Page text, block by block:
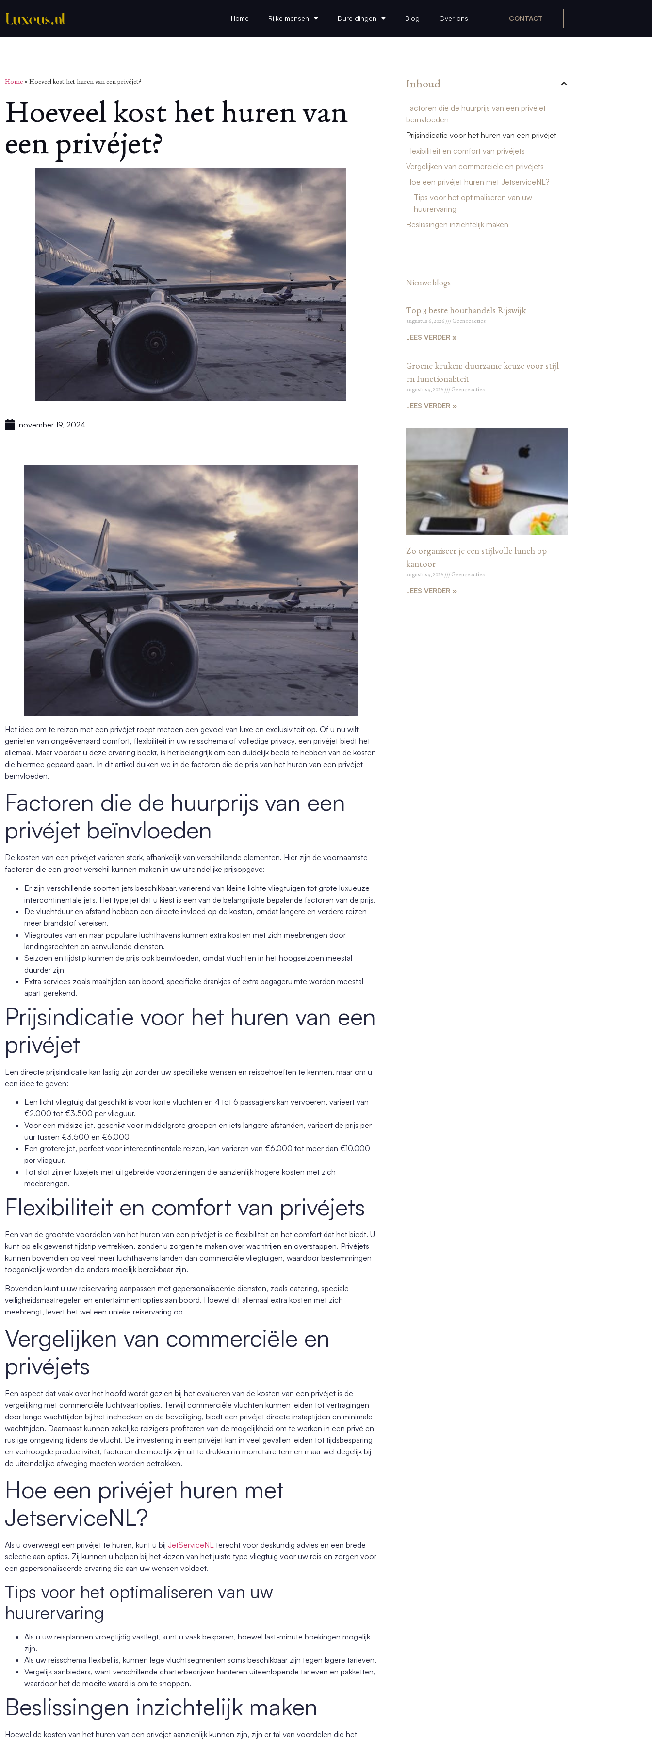
Home Rijke mensen Dure dingen Blog Over ons CONTACT
Home » Hoeveel kost het huren van een privéjet?
Hoeveel kost het huren van
een privéjet?
november 19, 2024
Het idee om te reizen met een privéjet roept meteen een gevoel van luxe en exclusiviteit op. Of u nu wilt
genieten van ongeëvenaard comfort, flexibiliteit in uw reisschema of volledige privacy, een privéjet biedt het
allemaal. Maar voordat u deze ervaring boekt, is het belangrijk om een duidelijk beeld te hebben van de kosten
die hiermee gepaard gaan. In dit artikel duiken we in de factoren die de prijs van het huren van een privéjet
beïnvloeden.
Factoren die de huurprijs van een
privéjet beïnvloeden
De kosten van een privéjet variëren sterk, afhankelijk van verschillende elementen. Hier zijn de voornaamste
factoren die een groot verschil kunnen maken in uw uiteindelijke prijsopgave:
Er zijn verschillende soorten jets beschikbaar, variërend van kleine lichte vliegtuigen tot grote luxueuze
intercontinentale jets. Het type jet dat u kiest is een van de belangrijkste bepalende factoren van de prijs.
De vluchtduur en afstand hebben een directe invloed op de kosten, omdat langere en verdere reizen
meer brandstof vereisen.
Vliegroutes van en naar populaire luchthavens kunnen extra kosten met zich meebrengen door
landingsrechten en aanvullende diensten.
Seizoen en tijdstip kunnen de prijs ook beïnvloeden, omdat vluchten in het hoogseizoen meestal
duurder zijn.
Extra services zoals maaltijden aan boord, specifieke drankjes of extra bagageruimte worden meestal
apart gerekend.
Prijsindicatie voor het huren van een
privéjet
Een directe prijsindicatie kan lastig zijn zonder uw specifieke wensen en reisbehoeften te kennen, maar om u
een idee te geven:
Een licht vliegtuig dat geschikt is voor korte vluchten en 4 tot 6 passagiers kan vervoeren, varieert van
€2.000 tot €3.500 per vlieguur.
Voor een midsize jet, geschikt voor middelgrote groepen en iets langere afstanden, varieert de prijs per
uur tussen €3.500 en €6.000.
Een grotere jet, perfect voor intercontinentale reizen, kan variëren van €6.000 tot meer dan €10.000
per vlieguur.
Tot slot zijn er luxejets met uitgebreide voorzieningen die aanzienlijk hogere kosten met zich
meebrengen.
Flexibiliteit en comfort van privéjets
Een van de grootste voordelen van het huren van een privéjet is de flexibiliteit en het comfort dat het biedt. U
kunt op elk gewenst tijdstip vertrekken, zonder u zorgen te maken over wachtrijen en overstappen. Privéjets
kunnen bovendien op veel meer luchthavens landen dan commerciële vliegtuigen, waardoor bestemmingen
toegankelijk worden die anders moeilijk bereikbaar zijn.
Bovendien kunt u uw reiservaring aanpassen met gepersonaliseerde diensten, zoals catering, speciale
veiligheidsmaatregelen en entertainmentopties aan boord. Hoewel dit allemaal extra kosten met zich
meebrengt, levert het wel een unieke reiservaring op.
Vergelijken van commerciële en
privéjets
Een aspect dat vaak over het hoofd wordt gezien bij het evalueren van de kosten van een privéjet is de
vergelijking met commerciële luchtvaartopties. Terwijl commerciële vluchten kunnen leiden tot vertragingen
door lange wachttijden bij het inchecken en de beveiliging, biedt een privéjet directe instaptijden en minimale
wachttijden. Daarnaast kunnen zakelijke reizigers profiteren van de mogelijkheid om te werken in een privé en
rustige omgeving tijdens de vlucht. De investering in een privéjet kan in veel gevallen leiden tot tijdsbesparing
en verhoogde productiviteit, factoren die moeilijk zijn uit te drukken in monetaire termen maar wel degelijk bij
de uiteindelijke afweging moeten worden betrokken.
Hoe een privéjet huren met
JetserviceNL?
Als u overweegt een privéjet te huren, kunt u bij JetServiceNL terecht voor deskundig advies en een brede
selectie aan opties. Zij kunnen u helpen bij het kiezen van het juiste type vliegtuig voor uw reis en zorgen voor
een gepersonaliseerde ervaring die aan uw wensen voldoet.
Tips voor het optimaliseren van uw
huurervaring
Als u uw reisplannen vroegtijdig vastlegt, kunt u vaak besparen, hoewel last-minute boekingen mogelijk
zijn.
Als uw reisschema flexibel is, kunnen lege vluchtsegmenten soms beschikbaar zijn tegen lagere tarieven.
Vergelijk aanbieders, want verschillende charterbedrijven hanteren uiteenlopende tarieven en pakketten,
waardoor het de moeite waard is om te shoppen.
Beslissingen inzichtelijk maken
Hoewel de kosten van het huren van een privéjet aanzienlijk kunnen zijn, zijn er tal van voordelen die het
Inhoud
Factoren die de huurprijs van een privéjet
beïnvloeden
Prijsindicatie voor het huren van een privéjet
Flexibiliteit en comfort van privéjets
Vergelijken van commerciële en privéjets
Hoe een privéjet huren met JetserviceNL?
Tips voor het optimaliseren van uw
huurervaring
Beslissingen inzichtelijk maken
Nieuwe blogs
Top 3 beste houthandels Rijswijk
augustus 6, 2026 Geen reacties
LEES VERDER »
Groene keuken: duurzame keuze voor stijl
en functionaliteit
augustus 3, 2026 Geen reacties
LEES VERDER »
Zo organiseer je een stijlvolle lunch op
kantoor
augustus 3, 2026 Geen reacties
LEES VERDER »